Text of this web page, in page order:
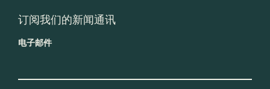
订阅我们的新闻通讯
电子邮件